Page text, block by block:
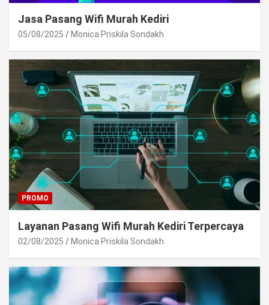
Jasa Pasang Wifi Murah Kediri
05/08/2025 Monica Priskila Sondakh
PROMO
Layanan Pasang Wifi Murah Kediri Terpercaya
02/08/2025 Monica Priskila Sondakh